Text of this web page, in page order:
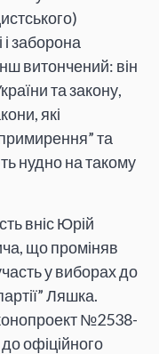
і заборона
витончений: він
та закону,
які
та
нудно на такому
вніс Юрій
що проміняв
у виборах до
Ляшка.
№2538-
до офіційного